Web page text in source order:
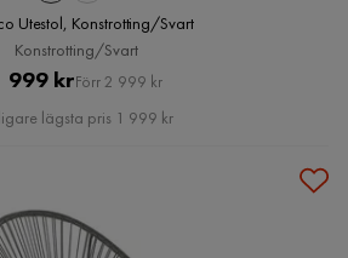
Utestol, Konstrotting/Svart
Konstrotting/Svart
Pris
999 krOriginal
Pris
Förr 2 999 kr
lägsta pris 1 999 kr